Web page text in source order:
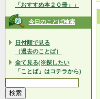
「おすすめ本２０冊」」
今日のことば検索
日付順で見る
（過去のことば）
全て見る(※探したい
「ことば」はコチラから)